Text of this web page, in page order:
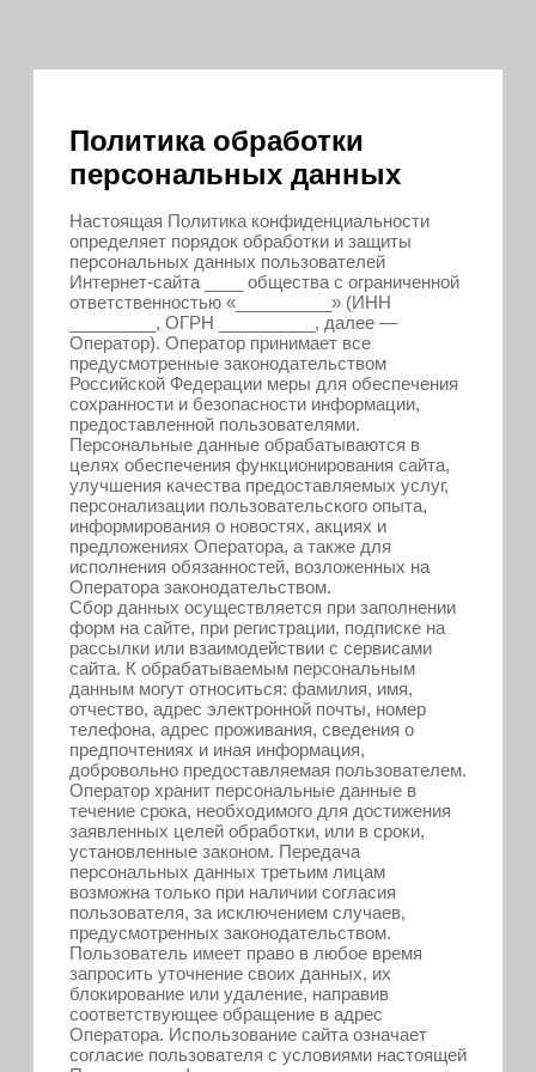
Политика обработки
персональных данных
Настоящая Политика конфиденциальности
определяет порядок обработки и защиты
персональных данных пользователей
Интернет-сайта ____ общества с ограниченной
ответственностью «__________» (ИНН
_________, ОГРН __________, далее —
Оператор). Оператор принимает все
предусмотренные законодательством
Российской Федерации меры для обеспечения
сохранности и безопасности информации,
предоставленной пользователями.
Персональные данные обрабатываются в
целях обеспечения функционирования сайта,
улучшения качества предоставляемых услуг,
персонализации пользовательского опыта,
информирования о новостях, акциях и
предложениях Оператора, а также для
исполнения обязанностей, возложенных на
Оператора законодательством.
Сбор данных осуществляется при заполнении
форм на сайте, при регистрации, подписке на
рассылки или взаимодействии с сервисами
сайта. К обрабатываемым персональным
данным могут относиться: фамилия, имя,
отчество, адрес электронной почты, номер
телефона, адрес проживания, сведения о
предпочтениях и иная информация,
добровольно предоставляемая пользователем.
Оператор хранит персональные данные в
течение срока, необходимого для достижения
заявленных целей обработки, или в сроки,
установленные законом. Передача
персональных данных третьим лицам
возможна только при наличии согласия
пользователя, за исключением случаев,
предусмотренных законодательством.
Пользователь имеет право в любое время
запросить уточнение своих данных, их
блокирование или удаление, направив
соответствующее обращение в адрес
Оператора. Использование сайта означает
согласие пользователя с условиями настоящей